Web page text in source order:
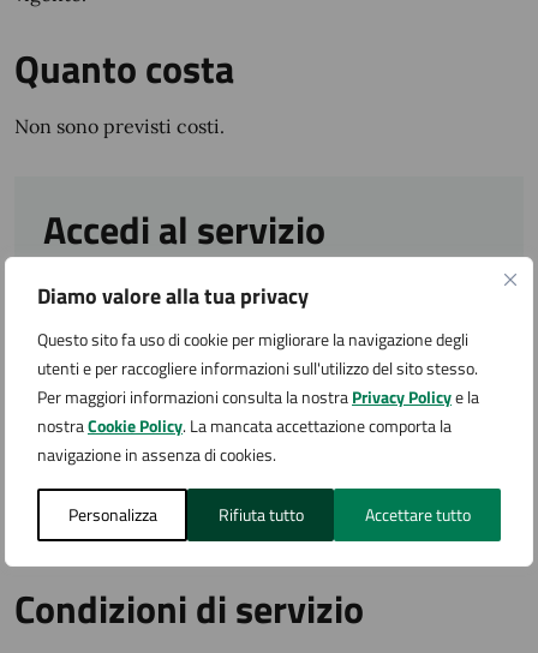
Diamo valore alla tua privacy
Questo sito fa uso di cookie per migliorare la navigazione degli
utenti e per raccogliere informazioni sull'utilizzo del sito stesso.
Per maggiori informazioni consulta la nostraPrivacy Policye la
nostraCookie Policy. La mancata accettazione comporta la
navigazione in assenza di cookies.
Personalizza Rifiuta tutto Accettare tutto
Quanto costa
Non sono previsti costi.
Accedi al servizio
L'ufficio Istruzione riceve senza appuntamento
Ulteriori informazioni
per la puntuale conoscenza dei termini e delle
condizioni del servizio.
Condizioni di servizio